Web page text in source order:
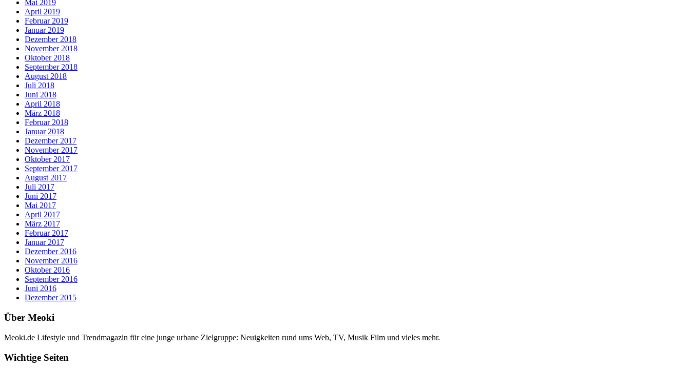
Mai 2019
April 2019
Februar 2019
Januar 2019
Dezember 2018
November 2018
Oktober 2018
September 2018
August 2018
Juli 2018
Juni 2018
April 2018
März 2018
Februar 2018
Januar 2018
Dezember 2017
November 2017
Oktober 2017
September 2017
August 2017
Juli 2017
Juni 2017
Mai 2017
April 2017
März 2017
Februar 2017
Januar 2017
Dezember 2016
November 2016
Oktober 2016
September 2016
Juni 2016
Dezember 2015
Über Meoki
Meoki.de Lifestyle und Trendmagazin für eine junge urbane Zielgruppe: Neuigkeiten rund ums Web, TV, Musik Film und vieles mehr.
Wichtige Seiten